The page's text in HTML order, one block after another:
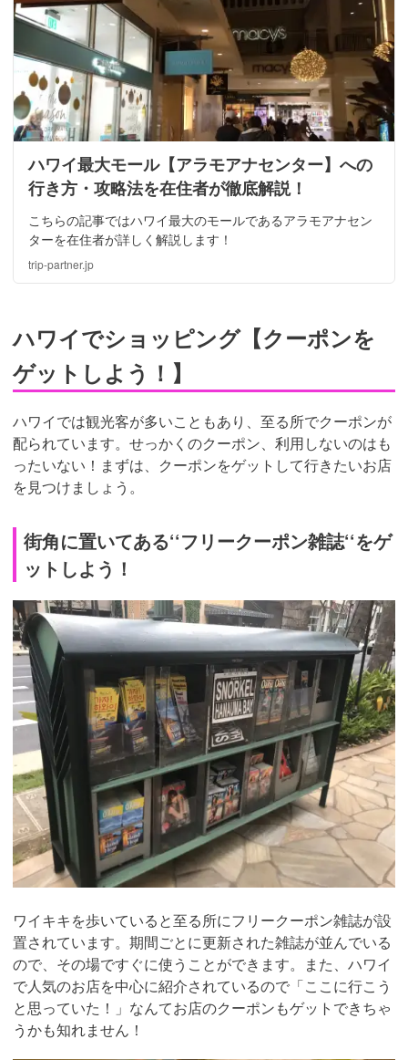
ハワイ最大モール【アラモアナセンター】への
行き方・攻略法を在住者が徹底解説！
こちらの記事ではハワイ最大のモールであるアラモアナセン
ターを在住者が詳しく解説します！
trip-partner.jp
ハワイでショッピング【クーポンを
ゲットしよう！】
ハワイでは観光客が多いこともあり、至る所でクーポンが
配られています。せっかくのクーポン、利用しないのはも
ったいない！まずは、クーポンをゲットして行きたいお店
を見つけましょう。
街角に置いてある‘‘フリークーポン雑誌‘‘をゲ
ットしよう！
ワイキキを歩いていると至る所にフリークーポン雑誌が設
置されています。期間ごとに更新された雑誌が並んでいる
ので、その場ですぐに使うことができます。また、ハワイ
で人気のお店を中心に紹介されているので「ここに行こう
と思っていた！」なんてお店のクーポンもゲットできちゃ
うかも知れません！